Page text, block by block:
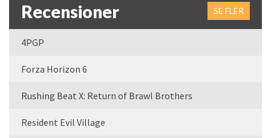
Recensioner SE FLER
4PGP
Forza Horizon 6
Rushing Beat X: Return of Brawl Brothers
Resident Evil Village